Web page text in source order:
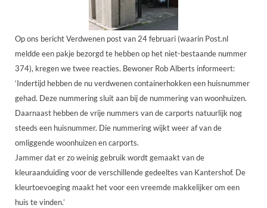
Op ons bericht Verdwenen post van 24 februari (waarin Post.nl
meldde een pakje bezorgd te hebben op het niet-bestaande nummer
374), kregen we twee reacties. Bewoner Rob Alberts informeert:
‘Indertijd hebben de nu verdwenen containerhokken een huisnummer
gehad. Deze nummering sluit aan bij de nummering van woonhuizen.
Daarnaast hebben de vrije nummers van de carports natuurlijk nog
steeds een huisnummer. Die nummering wijkt weer af van de
omliggende woonhuizen en carports.
Jammer dat er zo weinig gebruik wordt gemaakt van de
kleuraanduiding voor de verschillende gedeeltes van Kantershof. De
kleurtoevoeging maakt het voor een vreemde makkelijker om een
huis te vinden.’